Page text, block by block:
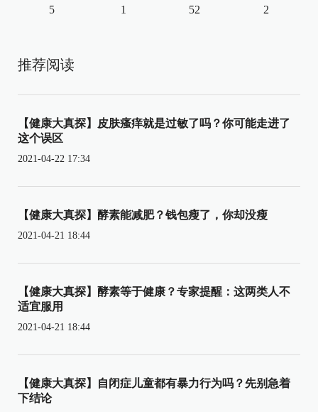
5 1 52 2
推荐阅读
【健康大真探】皮肤瘙痒就是过敏了吗？你可能走进了
这个误区
2021-04-22 17:34
【健康大真探】酵素能减肥？钱包瘦了，你却没瘦
2021-04-21 18:44
【健康大真探】酵素等于健康？专家提醒：这两类人不
适宜服用
2021-04-21 18:44
【健康大真探】自闭症儿童都有暴力行为吗？先别急着
下结论